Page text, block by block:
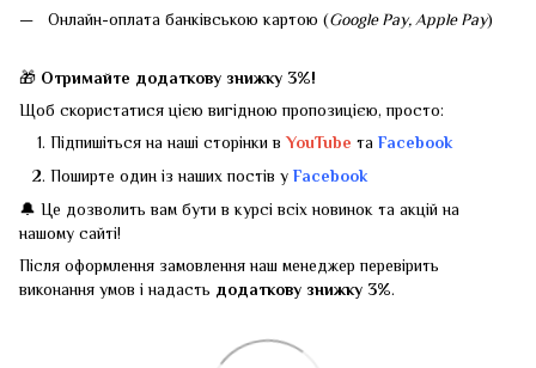
Онлайн-оплата банківською картою (Google Pay, Apple Pay)
🎁 Отримайте додаткову знижку 3%!
Щоб скористатися цією вигідною пропозицією, просто:
Підпишіться на наші сторінки вYouTube та Facebook
Поширте один із наших постів у Facebook
🔔 Це дозволить вам бути в курсі всіх новинок та акцій на
нашому сайті!
Після оформлення замовлення наш менеджер перевірить
виконання умов і надасть додаткову знижку 3%.